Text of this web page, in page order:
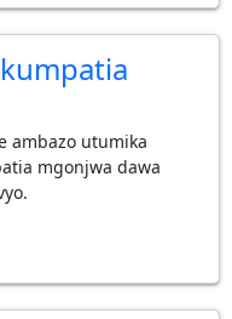
ambazo utumika
mgonjwa dawa